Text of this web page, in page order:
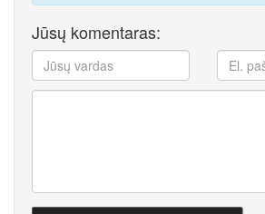
Jūsų komentaras: